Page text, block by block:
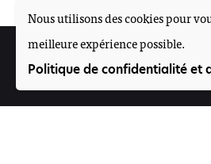
Suivez-nous
Nous utilisons des cookies pour
meilleure expérience possible.
Politique de confidentialité et